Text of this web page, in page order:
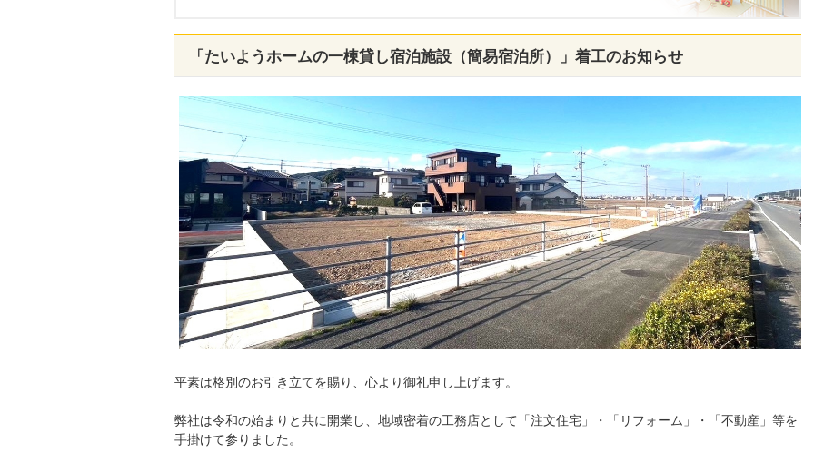
「たいようホームの一棟貸し宿泊施設（簡易宿泊所）」着工のお知らせ
平素は格別のお引き立てを賜り、心より御礼申し上げます。
弊社は令和の始まりと共に開業し、地域密着の工務店として「注文住宅」・「リフォーム」・「不動産」等を
手掛けて参りました。